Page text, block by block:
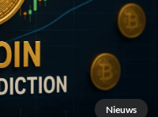
Nieuws